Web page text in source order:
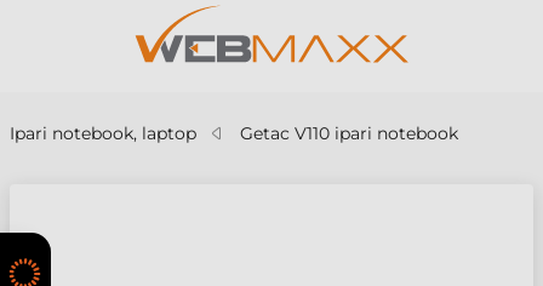
Ipari notebook, laptop Getac V110 ipari notebook